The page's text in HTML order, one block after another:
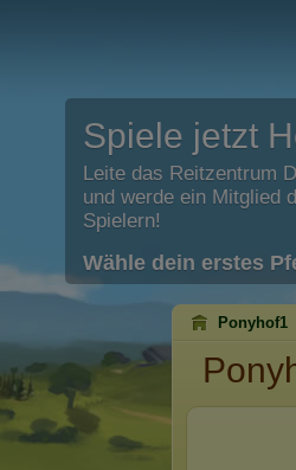
Spiele jetzt
Leite das Reitzentrum
und werde ein Mitglied
Spielern!
Wähle dein erstes
Ponyhof1